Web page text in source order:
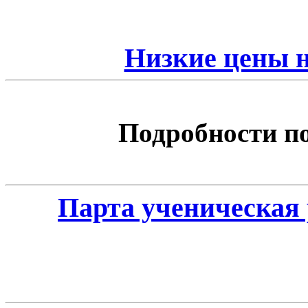
Низкие цены
Подробности
Парта